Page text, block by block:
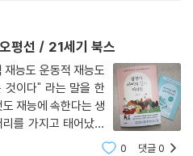
평선 / 21세기 북스
재능도 운동적 재능도
것이다" 라는 말을 한
재능에 속한다는 생
를 가지고 태어났을
로 가질수 있는 재능이
0 댓글0